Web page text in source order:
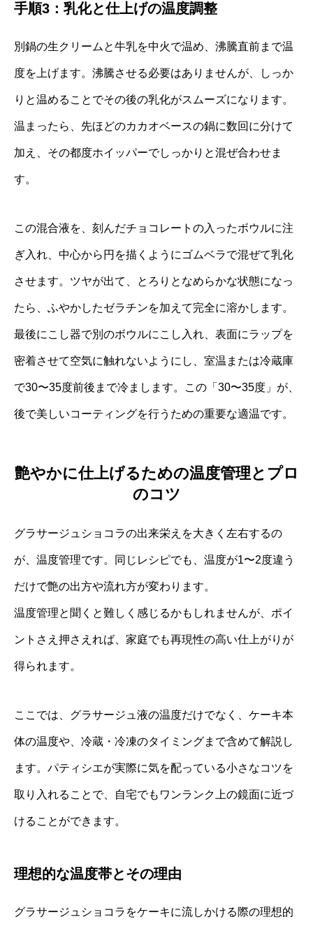
手順3：乳化と仕上げの温度調整
別鍋の生クリームと牛乳を中火で温め、沸騰直前まで温
度を上げます。沸騰させる必要はありませんが、しっか
りと温めることでその後の乳化がスムーズになります。
温まったら、先ほどのカカオベースの鍋に数回に分けて
加え、その都度ホイッパーでしっかりと混ぜ合わせま
す。
この混合液を、刻んだチョコレートの入ったボウルに注
ぎ入れ、中心から円を描くようにゴムベラで混ぜて乳化
させます。ツヤが出て、とろりとなめらかな状態になっ
たら、ふやかしたゼラチンを加えて完全に溶かします。
最後にこし器で別のボウルにこし入れ、表面にラップを
密着させて空気に触れないようにし、室温または冷蔵庫
で30〜35度前後まで冷まします。この「30〜35度」が、
後で美しいコーティングを行うための重要な適温です。
艶やかに仕上げるための温度管理とプロ
のコツ
グラサージュショコラの出来栄えを大きく左右するの
が、温度管理です。同じレシピでも、温度が1〜2度違う
だけで艶の出方や流れ方が変わります。
温度管理と聞くと難しく感じるかもしれませんが、ポイ
ントさえ押さえれば、家庭でも再現性の高い仕上がりが
得られます。
ここでは、グラサージュ液の温度だけでなく、ケーキ本
体の温度や、冷蔵・冷凍のタイミングまで含めて解説し
ます。パティシエが実際に気を配っている小さなコツを
取り入れることで、自宅でもワンランク上の鏡面に近づ
けることができます。
理想的な温度帯とその理由
グラサージュショコラをケーキに流しかける際の理想的